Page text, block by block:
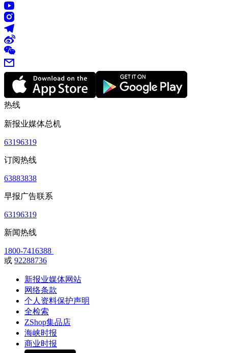
热线
新报业媒体总机
63196319
订阅热线
63883838
早报广告联系
63196319
新闻热线
1800-7416388
或 92288736
新报业媒体网站
网络条款
个人资料保护声明
全检索
ZShop集品店
海峡时报
商业时报